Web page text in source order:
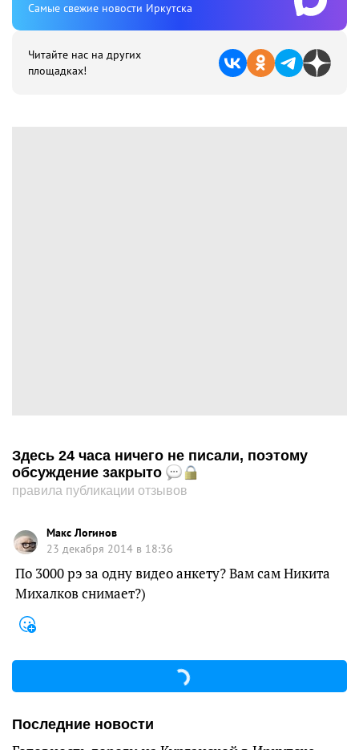
Cамые свежие новости Иркутска
Читайте нас на других
площадках!
Здесь 24 часа ничего не писали, поэтому
обсуждение закрыто
правила публикации отзывов
Макс Логинов
23 декабря 2014 в 18:36
По 3000 рэ за одну видео анкету? Вам сам Никита
Михалков снимает?)
Последние новости